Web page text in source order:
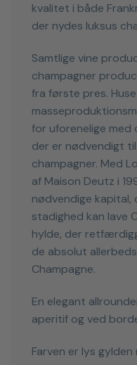
kvalitet i både
der nydes luksus
Samtlige vine
champagner
fra første pres.
for uforenelige
der er nødvendigt
champagner. Med
af Maison Deutz i
nødvendige kapital,
stadighed kan lave
hylde, der
de absolut
Champagne.
En elegant
aperitif og ved
Farven er lys